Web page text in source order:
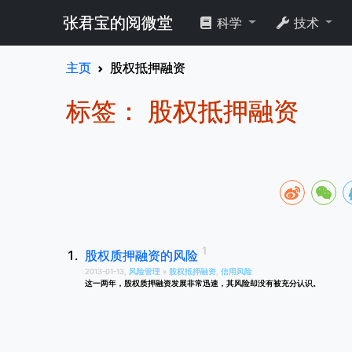
张君宝的阅微堂 科学 技术
主页 股权抵押融资
标签： 股权抵押融资
股权质押融资的风险
2013-01-13, 风险管理 » 股权抵押融资 信用风险
这一两年，股权质押融资发展非常迅速，其风险却没有被充分认识。